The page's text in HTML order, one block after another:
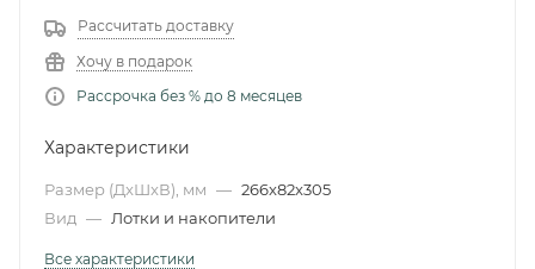
Рассчитать доставку
Хочу в подарок
Рассрочка без % до 8 месяцев
Характеристики
Размер (ДxШxВ), мм — 266x82x305
Вид — Лотки и накопители
Все характеристики